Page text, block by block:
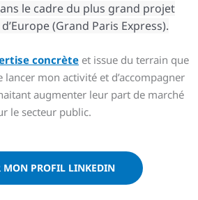
le cadre du plus grand projet
(Grand Paris Express).
concrète et issue du terrain que
lancer mon activité et d’accompagner
augmenter leur part de marché
le secteur public.
MON PROFIL LINKEDIN